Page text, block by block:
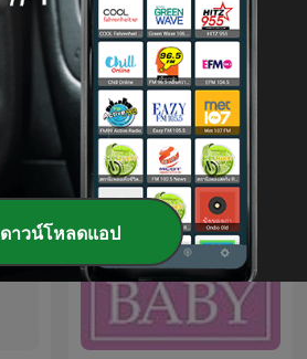
กระต่ายกับเต่า-ส่งงานครู
ดาวน์โหลดแอป